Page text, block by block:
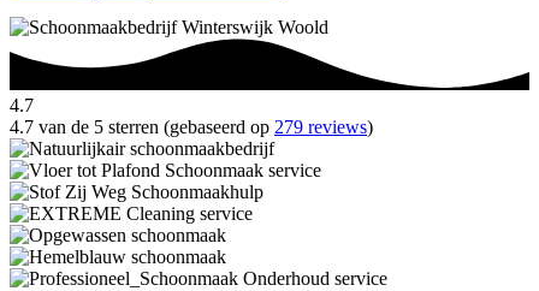
4.7
4.7 van de 5 sterren (gebaseerd op 279 reviews)